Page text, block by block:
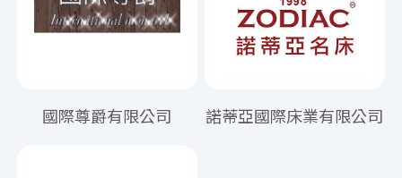
國際尊爵有限公司 諾蒂亞國際床業有限公司